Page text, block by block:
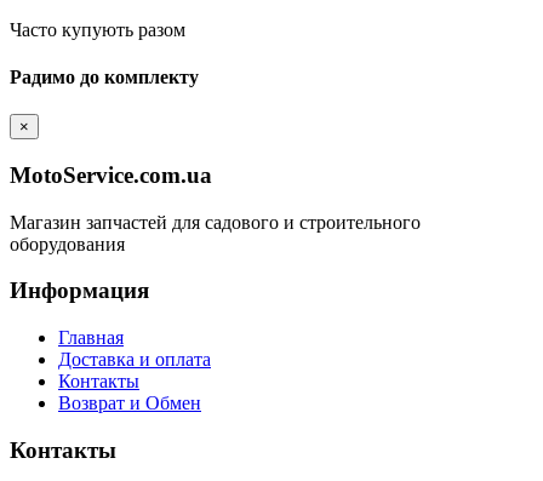
Часто купують разом
Радимо до комплекту
×
MotoService.com.ua
Магазин запчастей для садового и строительного
оборудования
Информация
Главная
Доставка и оплата
Контакты
Возврат и Обмен
Контакты